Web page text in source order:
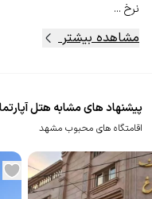
نرخ ...
مشاهده بیشتر
پیشنهاد های مشابه هتل
اقامتگاه های محبوب مشهد